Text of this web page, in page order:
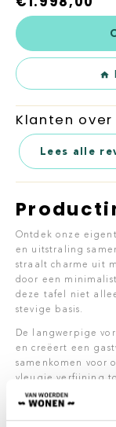
Klanten over
Lees alle
Ontdek onze
en uitstraling
straalt charme uit
door een
deze tafel niet
stevige basis.
De langwerpige
en creëert een
samenkomen voor
vleugje verfijning
eettafel die
perfect evenwicht.